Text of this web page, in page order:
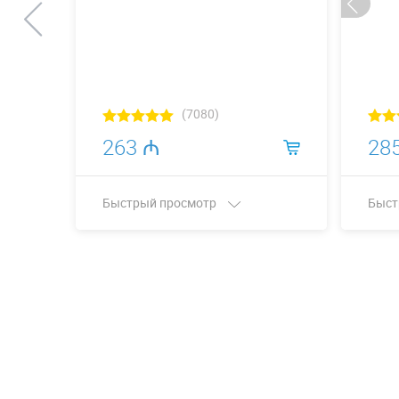
(7080)
263 ₼
Быстрый просмотр